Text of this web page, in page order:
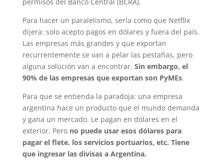
Para hacer un paralelismo, sería como que Netflix
dijera: solo acepto pagos en dólares y fuera del país.
Las empresas más grandes y que exportan
recurrentemente se van a pelar las pestañas, pero
alguna solución van a encontrar. Sin embargo, el
90% de las empresas que exportan son PyMEs.
Para que se entienda la paradoja: una empresa
argentina hace un producto que el mundo demanda
y gana un mercado. Le pagan en dólares en el
exterior. Pero no puede usar esos dólares para
pagar el flete, los servicios portuarios, etc. Tiene
que ingresar las divisas a Argentina.